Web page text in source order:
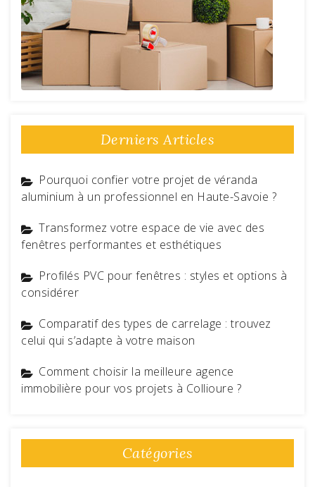
Derniers Articles
Pourquoi confier votre projet de véranda
aluminium à un professionnel en Haute-Savoie ?
Transformez votre espace de vie avec des
fenêtres performantes et esthétiques
Profilés PVC pour fenêtres : styles et options à
considérer
Comparatif des types de carrelage : trouvez
celui qui s’adapte à votre maison
Comment choisir la meilleure agence
immobilière pour vos projets à Collioure ?
Catégories